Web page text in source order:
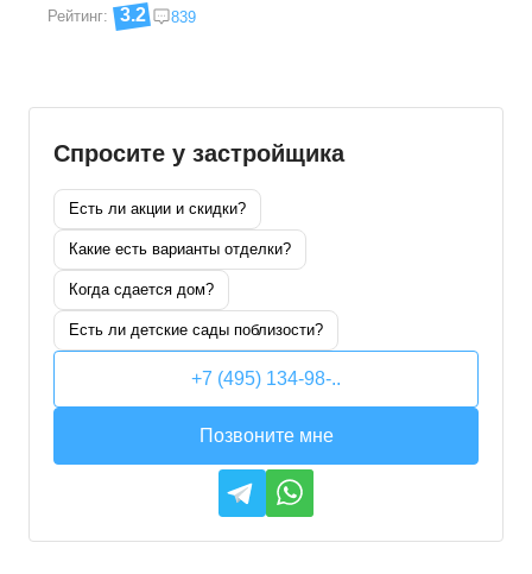
Рейтинг: 3.2 839
Спросите у застройщика
Есть ли акции и скидки?
Какие есть варианты отделки?
Когда сдается дом?
Есть ли детские сады поблизости?
+7 (495) 134-98-..
Позвоните мне